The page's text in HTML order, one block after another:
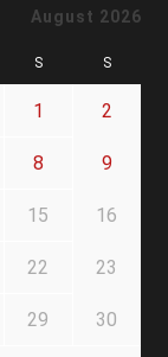
August 2026
S S
1 2
8 9
15 16
22 23
29 30